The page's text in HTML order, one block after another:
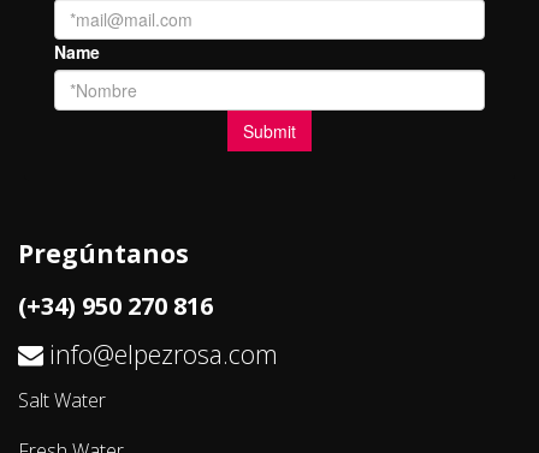
Pregúntanos
(+34) 950 270 816
info@elpezrosa.com
Salt Water